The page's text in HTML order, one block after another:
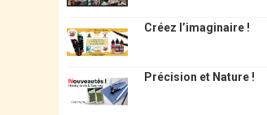
Créez l’imaginaire !
Précision et Nature !